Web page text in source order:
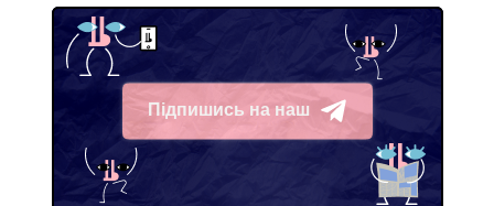
Підпишись на наш
Telegram